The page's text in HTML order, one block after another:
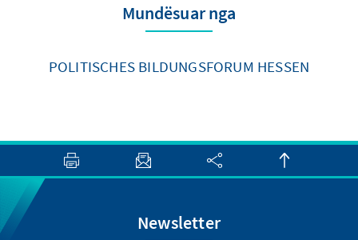
Mundësuar nga
POLITISCHES BILDUNGSFORUM HESSEN
Newsletter